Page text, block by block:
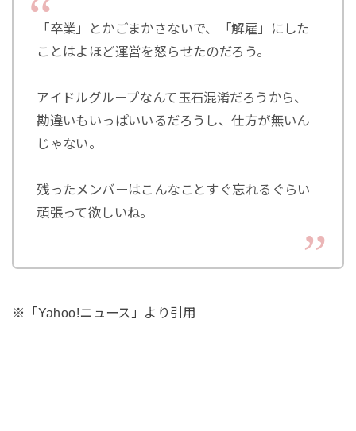
「卒業」とかごまかさないで、「解雇」にした
ことはよほど運営を怒らせたのだろう。
アイドルグループなんて玉石混淆だろうから、
勘違いもいっぱいいるだろうし、仕方が無いん
じゃない。
残ったメンバーはこんなことすぐ忘れるぐらい
頑張って欲しいね。
※「Yahoo!ニュース」より引用